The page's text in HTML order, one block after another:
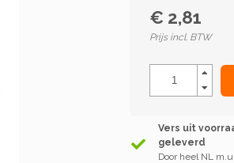
€ 2,81
Prijs incl. BTW
Vers uit
geleverd
Door heel NL